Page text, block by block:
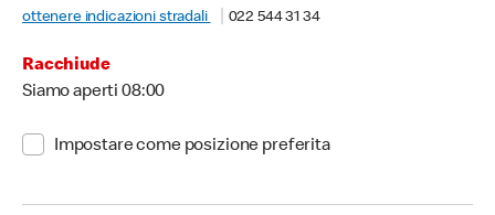
ottenere indicazioni stradali
022 544 31 34
Racchiude
Siamo aperti 08:00
Impostare come posizione preferita